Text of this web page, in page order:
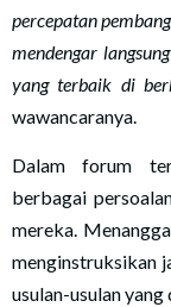
percepatan
mendengar
yang terbaik di
wawancaranya.
Dalam forum
berbagai
mereka.
menginstruksikan
usulan-usulan